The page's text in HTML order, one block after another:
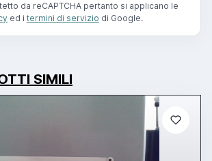
da reCAPTCHA pertanto si applicano le
ed i termini di servizio di Google.
SIMILI